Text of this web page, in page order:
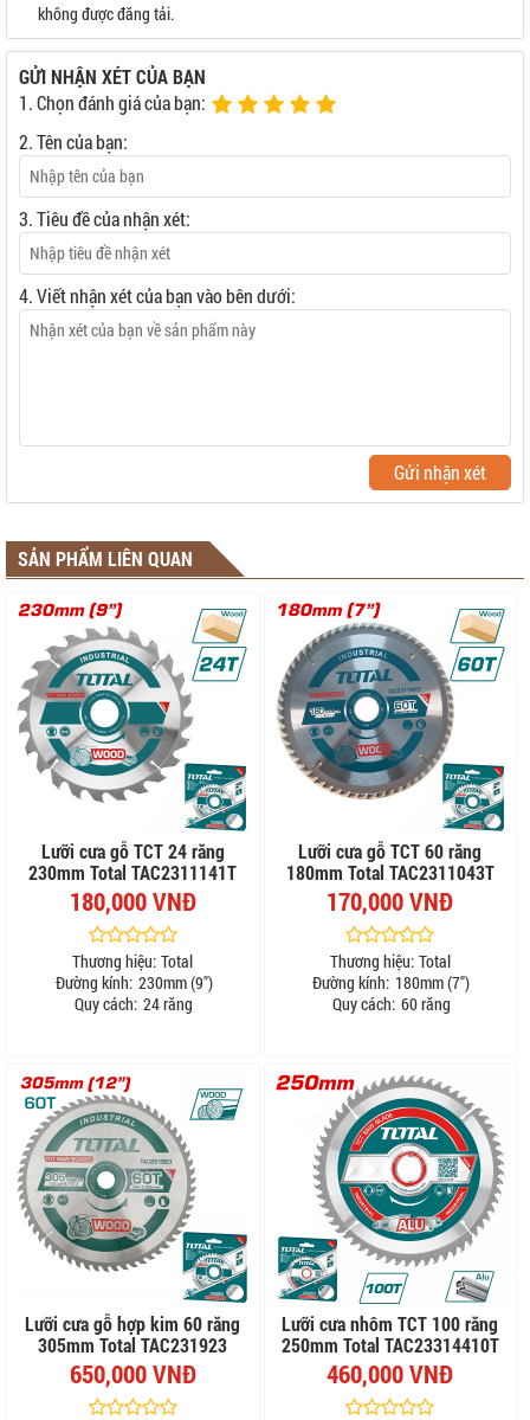
không được đăng tải.
GỬI NHẬN XÉT CỦA BẠN
1. Chọn đánh giá của bạn:
2. Tên của bạn:
3. Tiêu đề của nhận xét:
4. Viết nhận xét của bạn vào bên dưới:
Gửi nhận xét
SẢN PHẨM LIÊN QUAN
Lưỡi cưa gỗ TCT 24 răng
230mm Total TAC2311141T
180,000 VNĐ
Thương hiệu: Total
Đường kính: 230mm (9")
Quy cách: 24 răng
Lưỡi cưa gỗ TCT 60 răng
180mm Total TAC2311043T
170,000 VNĐ
Thương hiệu: Total
Đường kính: 180mm (7")
Quy cách: 60 răng
Lưỡi cưa gỗ hợp kim 60 răng
305mm Total TAC231923
650,000 VNĐ
Lưỡi cưa nhôm TCT 100 răng
250mm Total TAC23314410T
460,000 VNĐ